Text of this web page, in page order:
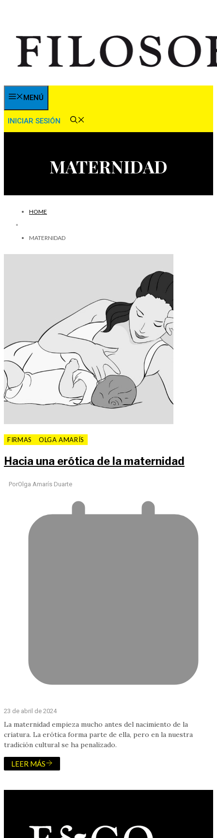
MENÚ
INICIAR SESIÓN
MATERNIDAD
HOME
MATERNIDAD
FIRMAS OLGA AMARÍS
Hacia una erótica de la maternidad
PorOlga Amarís Duarte
23 de abril de 2024
La maternidad empieza mucho antes del nacimiento de la
criatura. La erótica forma parte de ella, pero en la nuestra
tradición cultural se ha penalizado.
LEER MÁS